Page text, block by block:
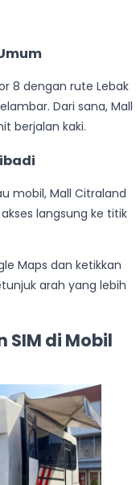
8 dengan rute Lebak
Dari sana, Mall
berjalan kaki.
mobil, Mall Citraland
langsung ke titik
Maps dan ketikkan
arah yang lebih
di Mobil